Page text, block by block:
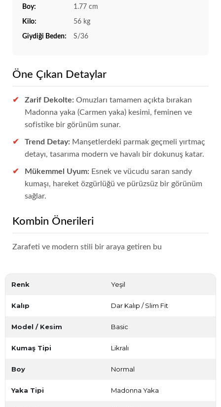
Boy: 1.77 cm
Kilo: 56 kg
Giydiği Beden: S/36
Öne Çıkan Detaylar
Zarif Dekolte: Omuzları tamamen açıkta bırakan
Madonna yaka (Carmen yaka) kesimi, feminen ve
sofistike bir görünüm sunar.
Trend Detay: Manşetlerdeki parmak geçmeli yırtmaç
detayı, tasarıma modern ve havalı bir dokunuş katar.
Mükemmel Uyum: Esnek ve vücudu saran sandy
kumaşı, hareket özgürlüğü ve pürüzsüz bir görünüm
sağlar.
Kombin Önerileri
Zarafeti ve modern stili bir araya getiren bu
Renk Yeşil
Kalıp Dar Kalıp / Slim Fit
Model / Kesim Basic
Kumaş Tipi Likralı
Boy Normal
Yaka Tipi Madonna Yaka